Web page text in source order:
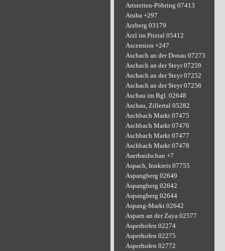
Artstetten-Pöbring 07413
Aruba +297
Arzberg 03179
Arzl im Pitztal 05412
Ascension +247
Aschach an der Donau 07273
Aschach an der Steyr 07259
Aschach an der Steyr 07252
Aschach an der Steyr 07256
Aschau im Bgl. 02648
Aschau, Zillertal 05282
Aschbach Markt 07475
Aschbach Markt 07476
Aschbach Markt 07477
Aschbach Markt 07478
Aserbaidschan +7
Aspach, Innkreis 07755
Aspangberg 02649
Aspangberg 02642
Aspangberg 02644
Aspang-Markt 02642
Asparn an der Zaya 02577
Asperhofen 02274
Asperhofen 02275
Asperhofen 02772